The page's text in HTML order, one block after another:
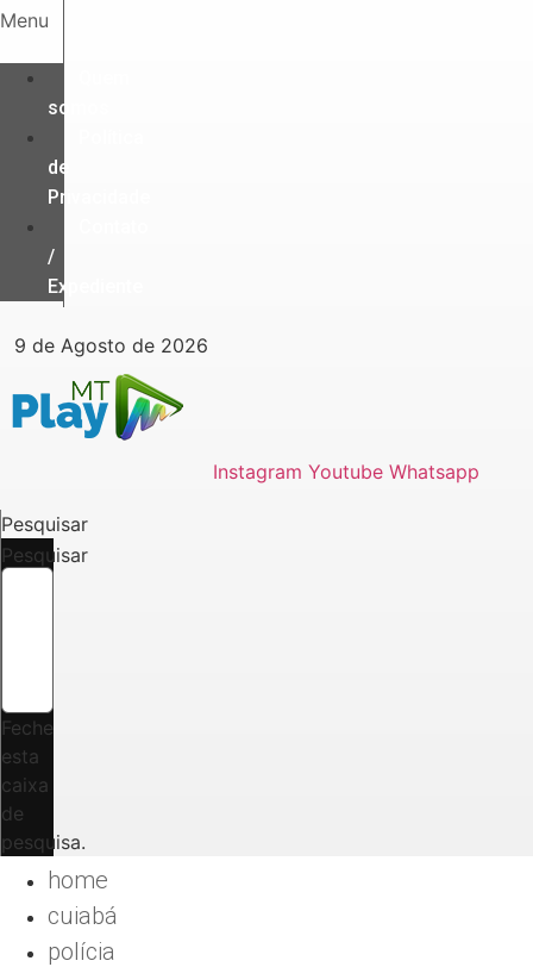
Ir
o
conteúdo
Menu
somos
de
Privacidade
/
Expediente
9 de Agosto de 2026
Instagram Youtube Whatsapp
Pesquisar
Pesquisar
Feche
esta
caixa
de
pesquisa.
home
cuiabá
polícia